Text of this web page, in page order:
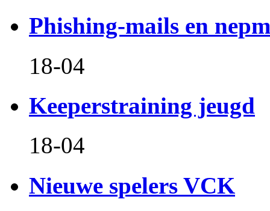
Phishing-mails en
18-04
Keeperstraining jeugd
18-04
Nieuwe spelers VCK